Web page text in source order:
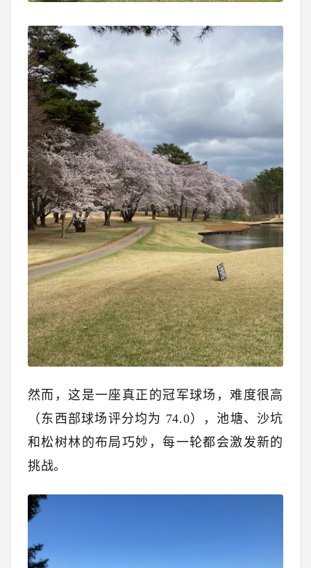
然而，这是一座真正的冠军球场，难度很高
（东西部球场评分均为 74.0），池塘、沙坑
和松树林的布局巧妙，每一轮都会激发新的
挑战。